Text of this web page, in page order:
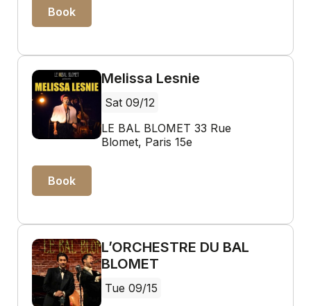
Book
Melissa Lesnie
Sat 09/12
LE BAL BLOMET 33 Rue
Blomet, Paris 15e
Book
L’ORCHESTRE DU BAL
BLOMET
Tue 09/15